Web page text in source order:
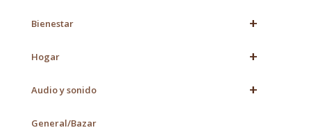
+
Bienestar
+
Hogar
+
Audio y sonido
General/Bazar